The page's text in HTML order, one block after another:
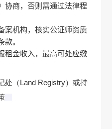
协商，否则需通过法律程
案机构，核实公证师资质
款‌。
租金收入，最高可处应缴
处（Land Registry）或持